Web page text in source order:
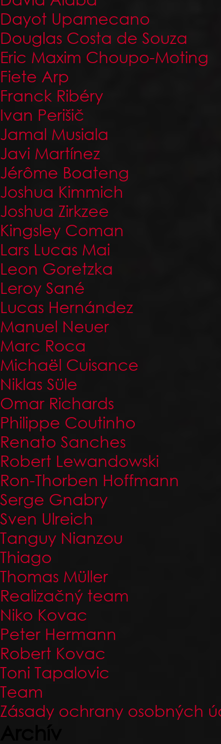
Dayot Upamecano
Douglas Costa de Souza
Eric Maxim Choupo-Moting
Fiete Arp
Franck Ribéry
Ivan Perišič
Jamal Musiala
Javi Martínez
Jérôme Boateng
Joshua Kimmich
Joshua Zirkzee
Kingsley Coman
Lars Lucas Mai
Leon Goretzka
Leroy Sané
Lucas Hernández
Manuel Neuer
Marc Roca
Michaël Cuisance
Niklas Süle
Omar Richards
Philippe Coutinho
Renato Sanches
Robert Lewandowski
Ron-Thorben Hoffmann
Serge Gnabry
Sven Ulreich
Tanguy Nianzou
Thiago
Thomas Müller
Realizačný team
Niko Kovac
Peter Hermann
Robert Kovac
Toni Tapalovic
Team
Zásady ochrany osobných